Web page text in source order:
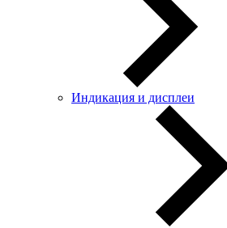
Индикация и дисплеи